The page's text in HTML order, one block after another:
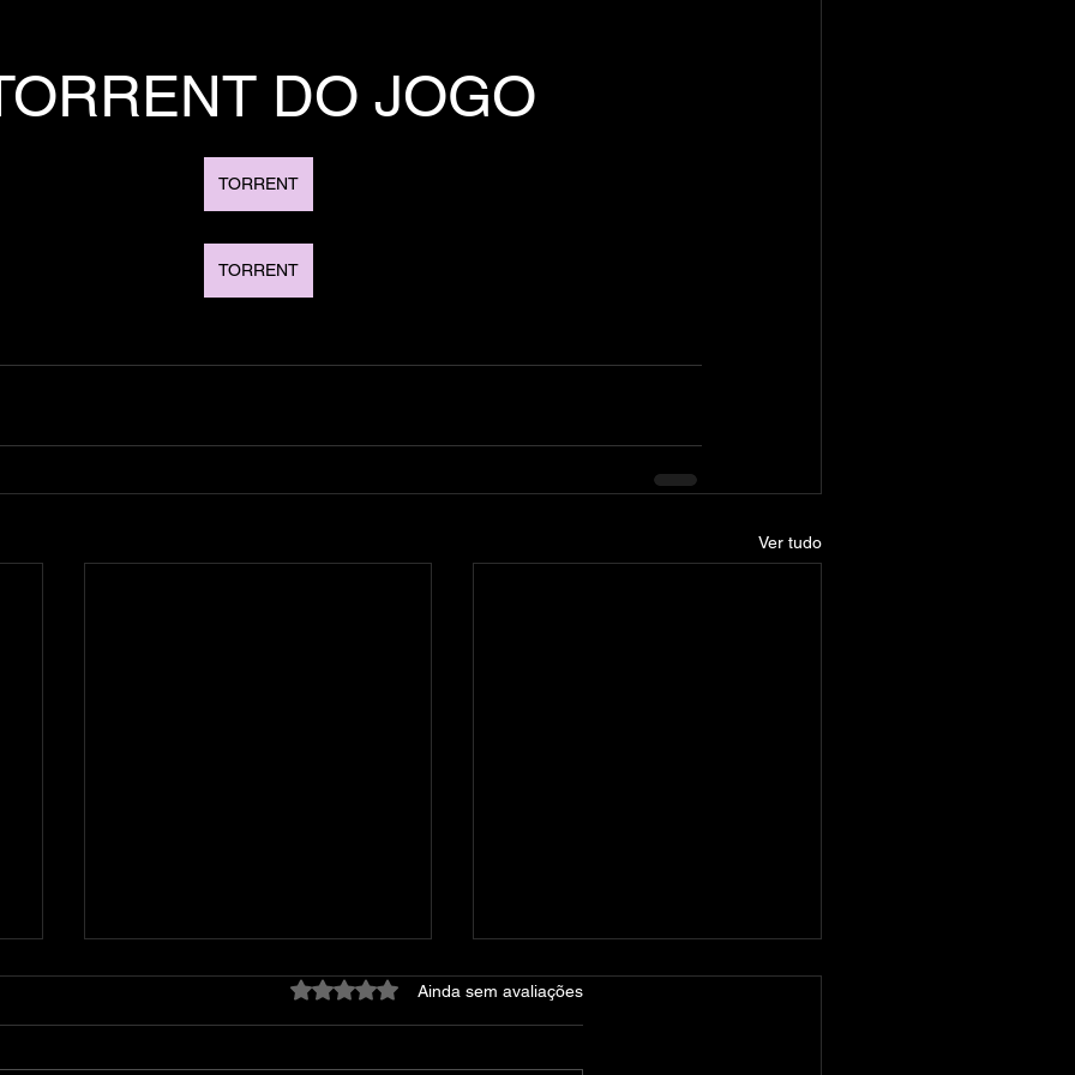
DO JOGO
TORRENT
TORRENT
Ver tudo
Avaliado com 0 de 5 estrelas.
Ainda sem avaliações